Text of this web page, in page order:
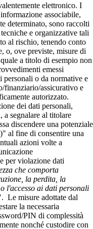
elettronico. I
associabile,
determinato, sono raccolti
e organizzative tali
al rischio, tenendo conto
o, ove previste, misure di
a titolo di esempio non
emessi
o da normative e
finanziario/assicurativo e
autorizzato.
dei dati personali,
a segnalare al titolare
discendere una potenziale
al fine di consentire una
azioni volte a
per violazione dati
che comporta
la perdita, la
l'accesso ai dati personali
Le misure adottate dal
la necessaria
PIN di complessità
nonché custodire con